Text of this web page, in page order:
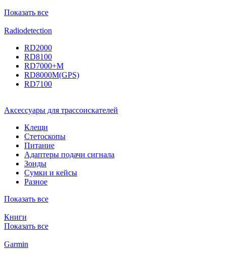
Показать все
Radiodetection
RD2000
RD8100
RD7000+M
RD8000M(GPS)
RD7100
Аксессуары для трассоискателей
Клещи
Стетоскопы
Питание
Адаптеры подачи сигнала
Зонды
Сумки и кейсы
Разное
Показать все
Книги
Показать все
Garmin